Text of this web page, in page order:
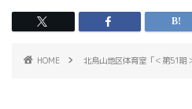
HOME 北烏山地区体育室「＜第51期